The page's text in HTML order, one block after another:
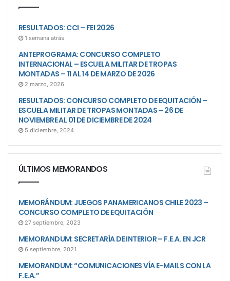
RESULTADOS: CCI – FEI 2026
1 semana atrás
ANTEPROGRAMA: CONCURSO COMPLETO
INTERNACIONAL – ESCUELA MILITAR DE TROPAS
MONTADAS – 11 AL 14 DE MARZO DE 2026
2 marzo, 2026
RESULTADOS: CONCURSO COMPLETO DE EQUITACIÓN –
ESCUELA MILITAR DE TROPAS MONTADAS – 26 DE
NOVIEMBRE AL 01 DE DICIEMBRE DE 2024
5 diciembre, 2024
ÚLTIMOS MEMORANDOS
MEMORÁNDUM: JUEGOS PANAMERICANOS CHILE 2023 –
CONCURSO COMPLETO DE EQUITACIÓN
27 septiembre, 2023
MEMORANDUM: SECRETARÍA DE INTERIOR – F.E.A. EN JCR
6 septiembre, 2021
MEMORANDUM: “COMUNICACIONES VÍA E-MAILS CON LA
F.E.A.”